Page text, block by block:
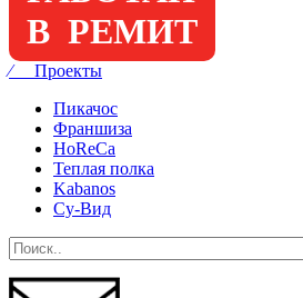
В РЕМИТ
⁄ Проекты
Пикачос
Франшиза
HoReCa
Теплая полка
Kabanos
Су-Вид